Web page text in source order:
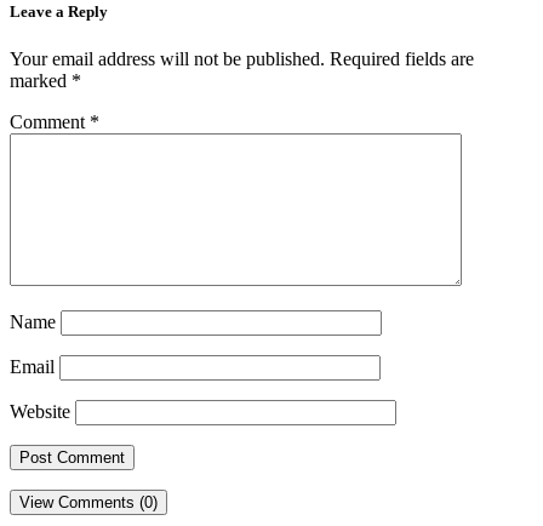
Leave a Reply
Your email address will not be published. Required fields are
marked *
Comment *
Name
Email
Website
View Comments (0)